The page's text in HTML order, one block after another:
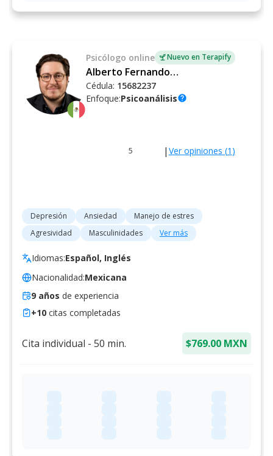
Psicólogo online Nuevo en Terapify
Alberto Fernando Schietekat Soler
Cédula: 15682237
Enfoque:Psicoanálisishelp
5 | Ver opiniones (1 )
Depresión Ansiedad
Manejo de estres
Agresividad
Masculinidades Ver más
Idiomas:Español, Inglés
Nacionalidad:Mexicana
9 años de experiencia
+10 citas completadas
Cita individual - 50 min. $769.00 MXN